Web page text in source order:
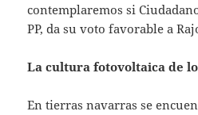
contemplaremos si
PP, da su voto favorable a
La cultura fotovoltaica de
En tierras navarras se